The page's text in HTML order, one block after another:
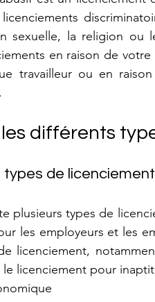
sexuelle, la religion ou
en raison de
travailleur ou en
différents
de licenciement
plusieurs types de
les employeurs et les
licenciement,
le licenciement pour